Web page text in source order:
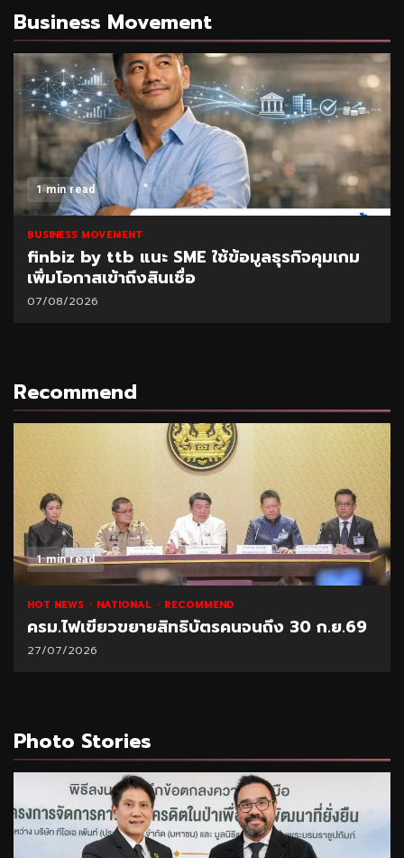
Business Movement
1 min read
BUSINESS MOVEMENT
finbiz by ttb แนะ SME ใช้ข้อมูลธุรกิจคุมเกม
เพิ่มโอกาสเข้าถึงสินเชื่อ
07/08/2026
Recommend
1 min read
HOT NEWS NATIONAL RECOMMEND
ครม.ไฟเขียวขยายสิทธิบัตรคนจนถึง 30 ก.ย.69
27/07/2026
Photo Stories